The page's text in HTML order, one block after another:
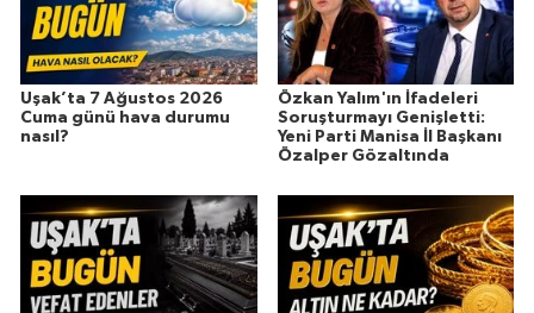
Uşak’ta 7 Ağustos 2026
Cuma günü hava durumu
nasıl?
Özkan Yalım'ın İfadeleri
Soruşturmayı Genişletti:
Yeni Parti Manisa İl Başkanı
Özalper Gözaltında